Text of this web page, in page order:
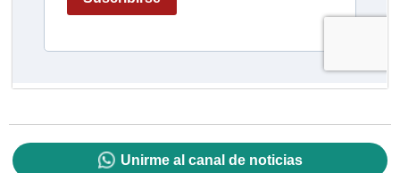
Unirme al canal de noticias